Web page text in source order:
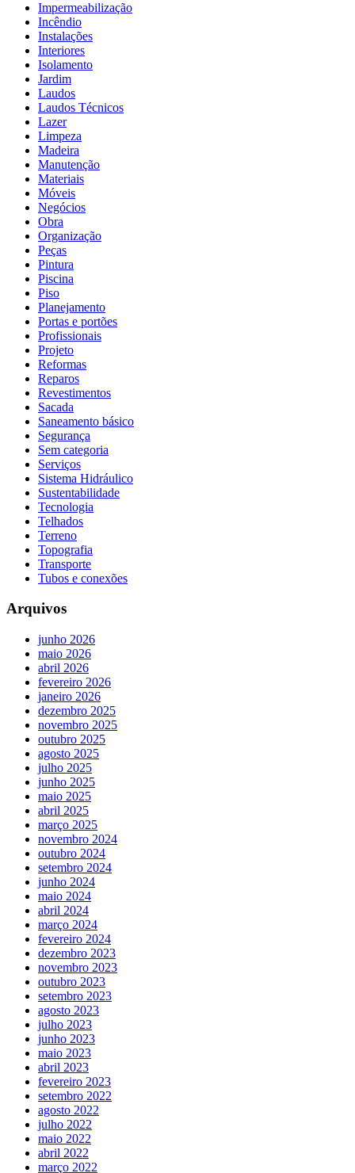
Impermeabilização
Incêndio
Instalações
Interiores
Isolamento
Jardim
Laudos
Laudos Técnicos
Lazer
Limpeza
Madeira
Manutenção
Materiais
Móveis
Negócios
Obra
Organização
Peças
Pintura
Piscina
Piso
Planejamento
Portas e portões
Profissionais
Projeto
Reformas
Reparos
Revestimentos
Sacada
Saneamento básico
Segurança
Sem categoria
Serviços
Sistema Hidráulico
Sustentabilidade
Tecnologia
Telhados
Terreno
Topografia
Transporte
Tubos e conexões
Arquivos
junho 2026
maio 2026
abril 2026
fevereiro 2026
janeiro 2026
dezembro 2025
novembro 2025
outubro 2025
agosto 2025
julho 2025
junho 2025
maio 2025
abril 2025
março 2025
novembro 2024
outubro 2024
setembro 2024
junho 2024
maio 2024
abril 2024
março 2024
fevereiro 2024
dezembro 2023
novembro 2023
outubro 2023
setembro 2023
agosto 2023
julho 2023
junho 2023
maio 2023
abril 2023
fevereiro 2023
setembro 2022
agosto 2022
julho 2022
maio 2022
abril 2022
março 2022